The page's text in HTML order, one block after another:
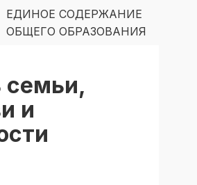
ЕДИНОЕ СОДЕРЖАНИЕ
ОБЩЕГО ОБРАЗОВАНИЯ
и